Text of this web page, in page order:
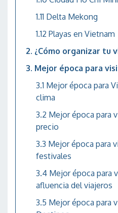
Delta Mekong
Playas en Vietnam
¿Cómo organizar tu
Mejor época para
Mejor época para
clima
Mejor época para
precio
Mejor época para
festivales
Mejor época para
afluencia del viajeros
Mejor época para